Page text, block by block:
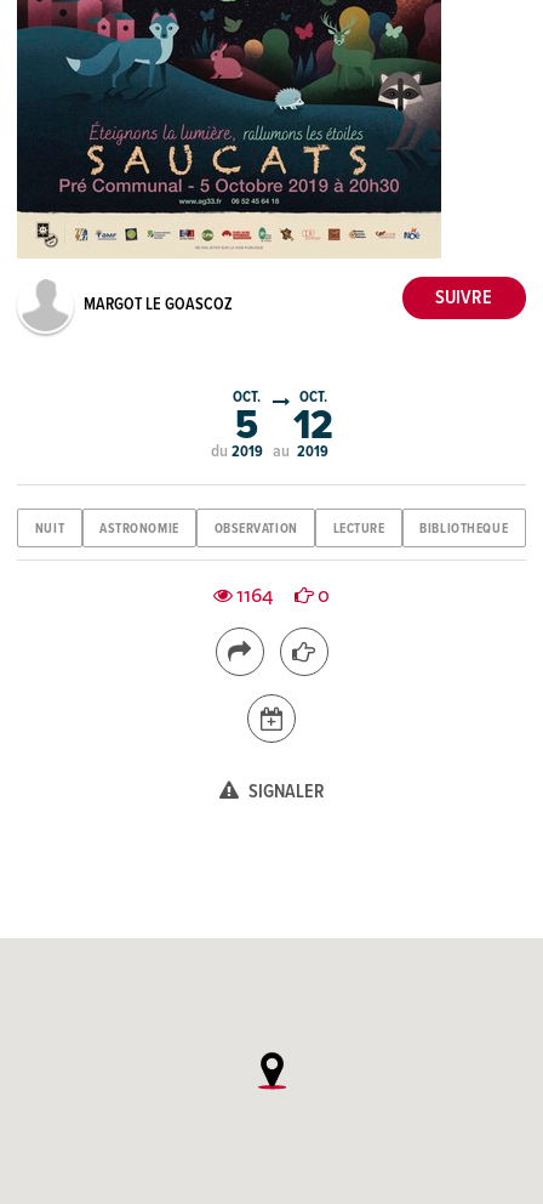
MARGOT LE GOASCOZ
du
OCT.
5
2019 au
OCT.
12
2019
NUIT ASTRONOMIE OBSERVATION LECTURE BIBLIOTHEQUE
1164 0
SIGNALER